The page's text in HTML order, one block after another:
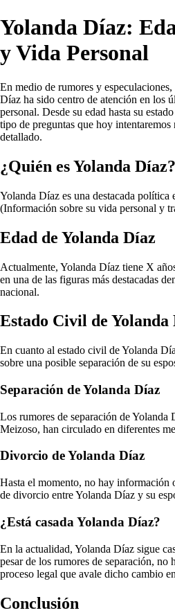
Yolanda Díaz:
y Vida Personal
En medio de rumores y
Díaz ha sido centro de atención en los
personal. Desde su edad hasta su
tipo de preguntas que hoy intentaremos
detallado.
¿Quién es Yolanda Díaz?
Yolanda Díaz es una destacada
(Información sobre su vida personal y
Edad de Yolanda Díaz
Actualmente, Yolanda Díaz tiene X
en una de las figuras más destacadas
nacional.
Estado Civil de Yolanda
En cuanto al estado civil de Yolanda
sobre una posible separación de su
Separación de Yolanda Díaz
Los rumores de separación de Yolanda
Meizoso, han circulado en diferentes
Divorcio de Yolanda Díaz
Hasta el momento, no hay información
de divorcio entre Yolanda Díaz y su
¿Está casada Yolanda Díaz?
En la actualidad, Yolanda Díaz sigue
pesar de los rumores de separación, no
proceso legal que avale dicho cambio
Conclusión